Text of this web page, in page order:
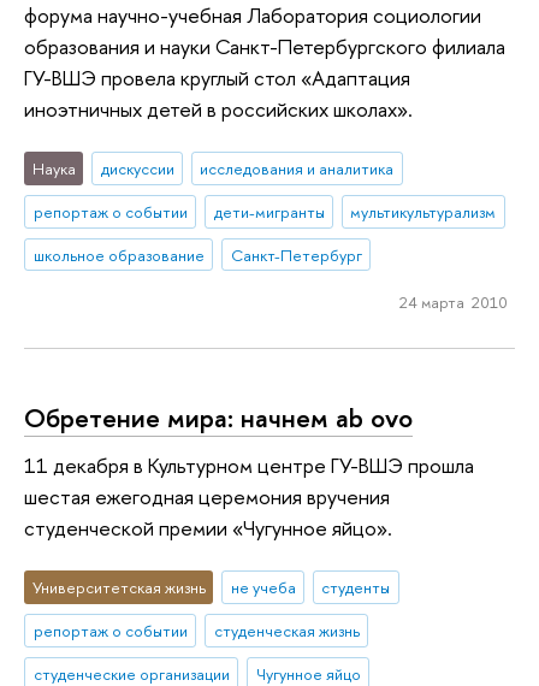
форума научно-учебная Лаборатория социологии
образования и науки Санкт-Петербургского филиала
ГУ-ВШЭ провела круглый стол «Адаптация
иноэтничных детей в российских школах».
Наука дискуссии
исследования и аналитика
репортаж о событии
дети-мигранты
мультикультурализм
школьное образование
Санкт-Петербург
24 марта 2010
Обретение мира: начнем ab ovo
11 декабря в Культурном центре ГУ-ВШЭ прошла
шестая ежегодная церемония вручения
студенческой премии «Чугунное яйцо».
Университетская жизнь не учеба
студенты
репортаж о событии
студенческая жизнь
студенческие организации
Чугунное яйцо